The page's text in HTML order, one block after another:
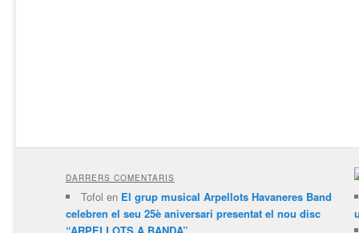
DARRERS COMENTARIS
Tofol en El grup musical Arpellots Havaneres Band
celebren el seu 25è aniversari presentat el nou disc